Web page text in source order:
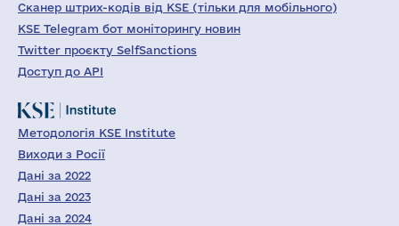
Сканер штрих-кодів від KSE (тільки для мобільного)
KSE Telegram бот моніторингу новин
Twitter проєкту SelfSanctions
Доступ до API
Методологія KSE Institute
Виходи з Росії
Дані за 2022
Дані за 2023
Дані за 2024